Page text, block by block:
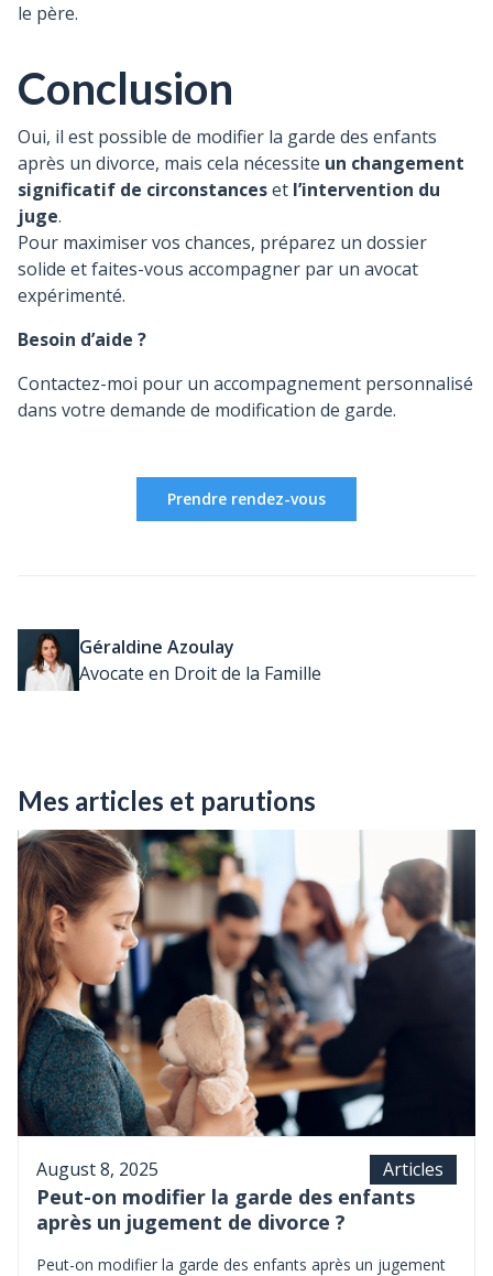
le père.
Conclusion
Oui, il est possible de modifier la garde des enfants
après un divorce, mais cela nécessite un changement
significatif de circonstanceset l’intervention du
juge.
Pour maximiser vos chances, préparez un dossier
solide et faites-vous accompagner par un avocat
expérimenté.
Besoin d’aide ?
Contactez-moi pour un accompagnement personnalisé
dans votre demande de modification de garde.
Prendre rendez-vous
Géraldine Azoulay
Avocate en Droit de la Famille
Mes articles et parutions
August 8, 2025 Articles
Peut-on modifier la garde des enfants
après un jugement de divorce ?
Peut-on modifier la garde des enfants après un jugement